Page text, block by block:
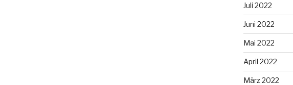
Juli 2022
Juni 2022
Mai 2022
April 2022
März 2022